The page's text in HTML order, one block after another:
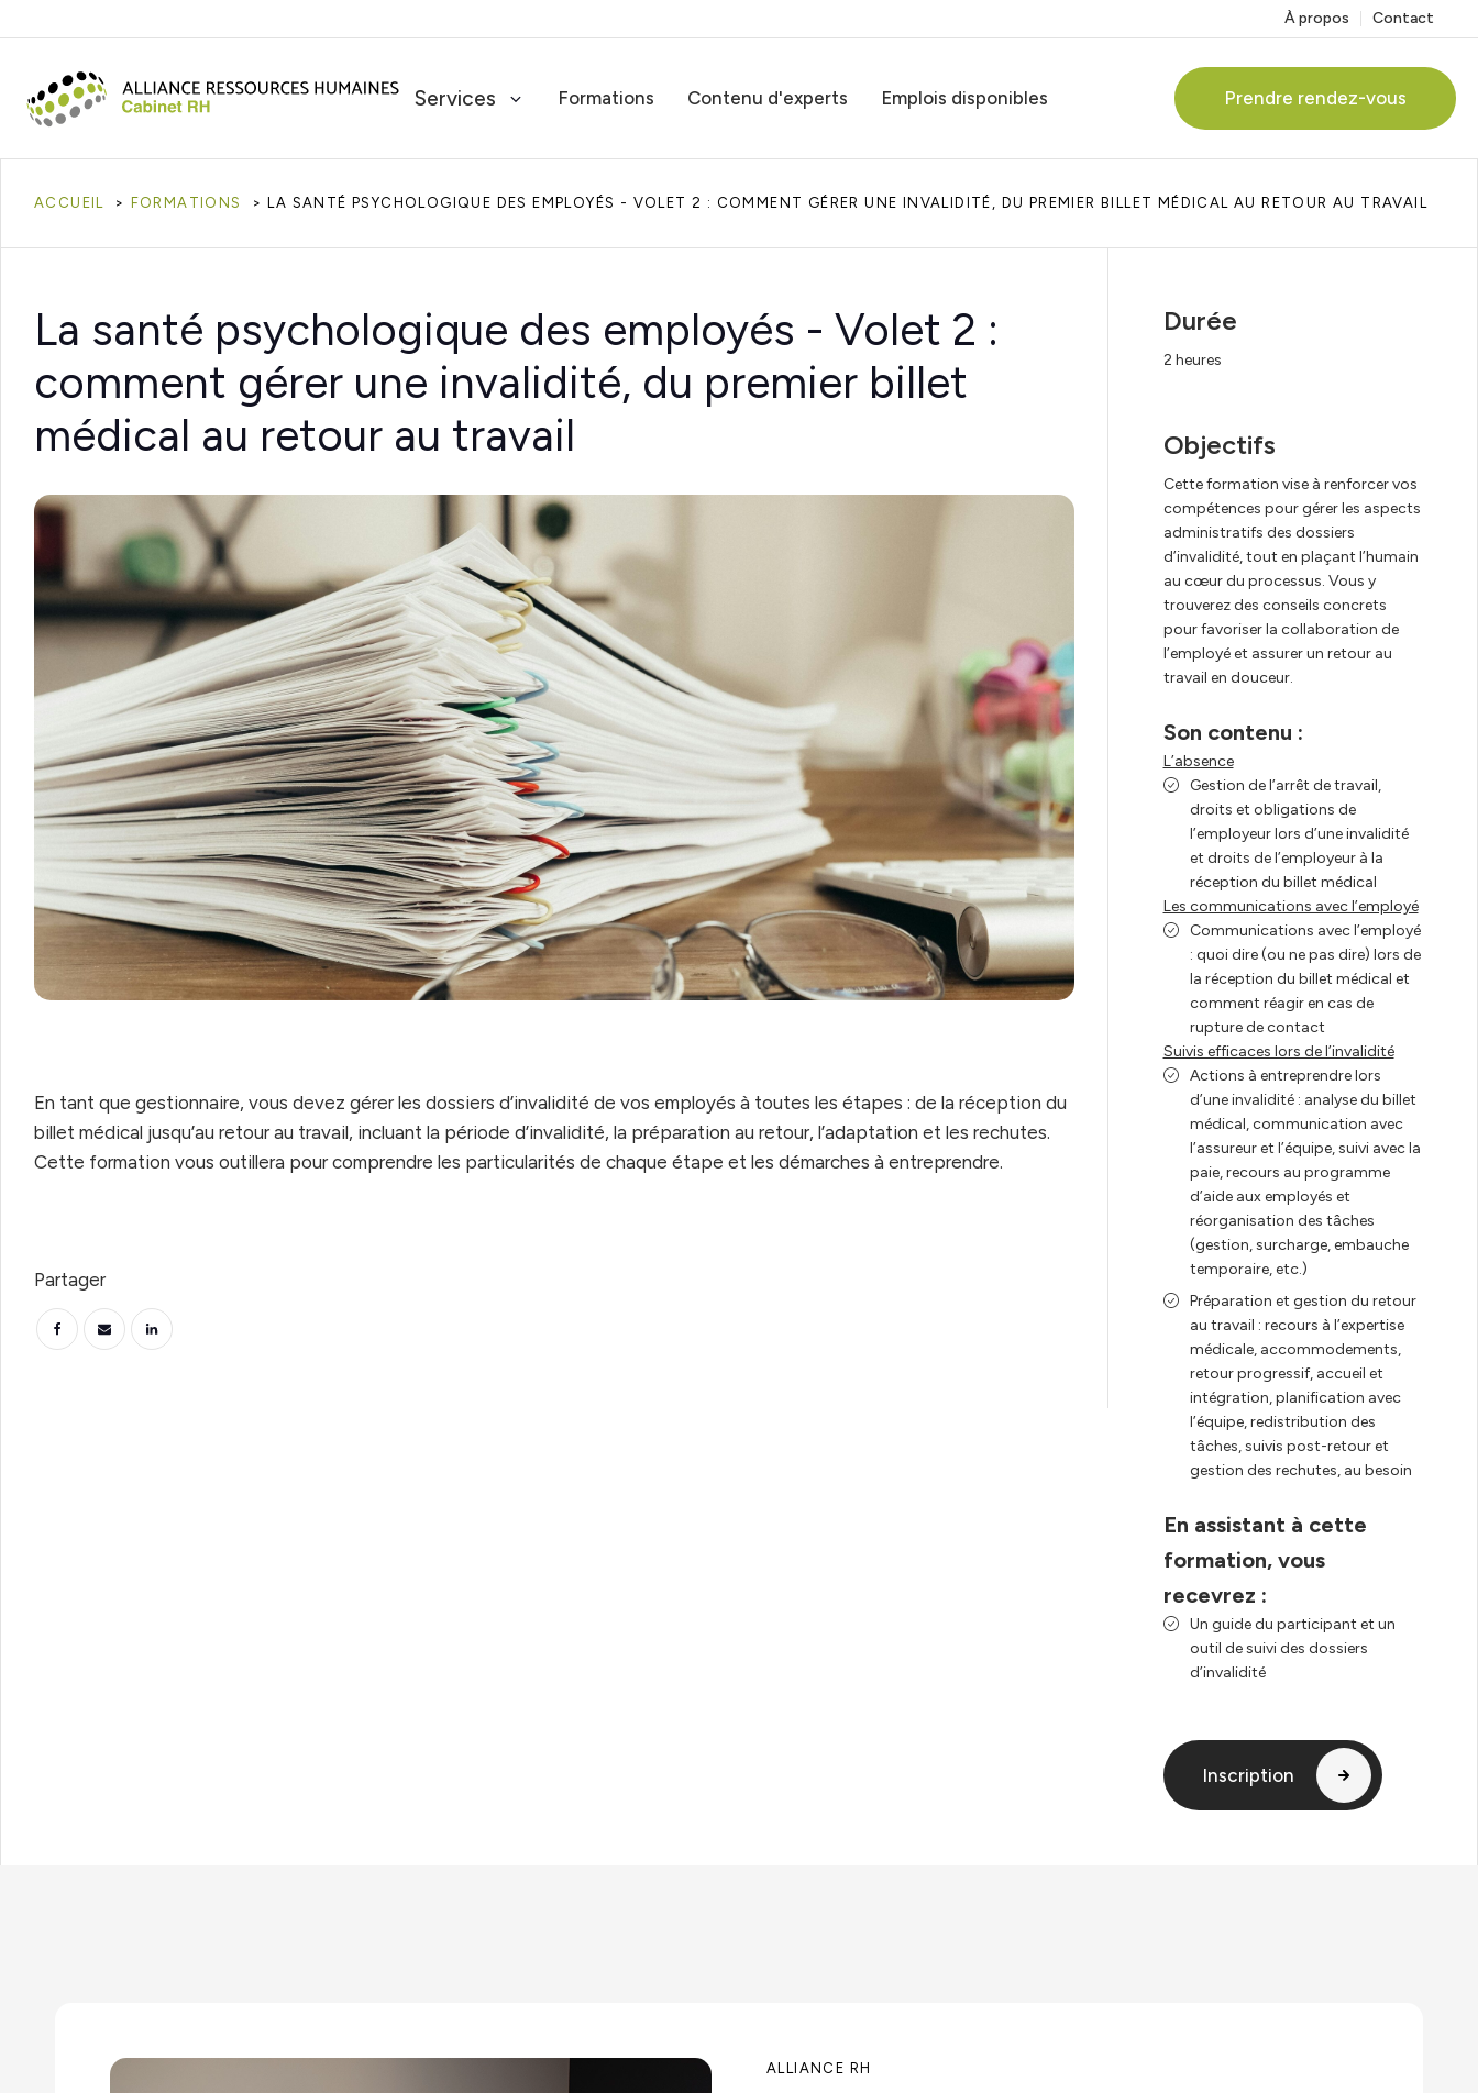
À propos Contact
Services
Solutions RH sur mesure
Rémunération globale
Experts en rémunération globale
Expertise juridique RH
Expertise juridique RH complète
Recrutement
Attirer les meilleurs candidats
Chasse de têtes
Trouvez le talent idéal
Formations Contenu d'experts Emplois disponibles Prendre rendez-vous
ACCUEIL FORMATIONS LA SANTÉ PSYCHOLOGIQUE DES EMPLOYÉS - VOLET 2 : COMMENT GÉRER UNE INVALIDITÉ, DU PREMIER BILLET MÉDICAL AU RETOUR AU TRAVAIL
La santé psychologique des employés - Volet 2 :
comment gérer une invalidité, du premier billet
médical au retour au travail
En tant que gestionnaire, vous devez gérer les dossiers d’invalidité de vos employés à toutes les étapes : de la réception du
billet médical jusqu’au retour au travail, incluant la période d’invalidité, la préparation au retour, l’adaptation et les rechutes.
Cette formation vous outillera pour comprendre les particularités de chaque étape et les démarches à entreprendre.
Partager
Durée
2 heures
Objectifs
Cette formation vise à renforcer vos
compétences pour gérer les aspects
administratifs des dossiers
d’invalidité, tout en plaçant l’humain
au cœur du processus. Vous y
trouverez des conseils concrets
pour favoriser la collaboration de
l’employé et assurer un retour au
travail en douceur.
Son contenu :
L’absence
Gestion de l’arrêt de travail,
droits et obligations de
l’employeur lors d’une invalidité
et droits de l’employeur à la
réception du billet médical
Les communications avec l’employé
Communications avec l’employé
: quoi dire (ou ne pas dire) lors de
la réception du billet médical et
comment réagir en cas de
rupture de contact
Suivis efficaces lors de l’invalidité
Actions à entreprendre lors
d’une invalidité : analyse du billet
médical, communication avec
l’assureur et l’équipe, suivi avec la
paie, recours au programme
d’aide aux employés et
réorganisation des tâches
(gestion, surcharge, embauche
temporaire, etc.)
Préparation et gestion du retour
au travail : recours à l’expertise
médicale, accommodements,
retour progressif, accueil et
intégration, planification avec
l’équipe, redistribution des
tâches, suivis post-retour et
gestion des rechutes, au besoin
En assistant à cette
formation, vous
recevrez :
Un guide du participant et un
outil de suivi des dossiers
d’invalidité
Inscription
ALLIANCE RH